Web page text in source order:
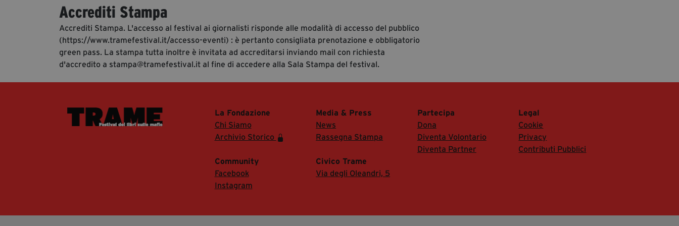
Accrediti Stampa
Accrediti Stampa. L'accesso al festival ai giornalisti risponde alle modalità di accesso del pubblico
(https://www.tramefestival.it/accesso-eventi) : è pertanto consigliata prenotazione e obbligatorio
green pass. La stampa tutta inoltre è invitata ad accreditarsi inviando mail con richiesta
d'accredito a stampa@tramefestival.it al fine di accedere alla Sala Stampa del festival.
La Fondazione
Chi Siamo
Archivio Storico
Media & Press
News
Rassegna Stampa
Partecipa
Dona
Diventa Volontario
Diventa Partner
Legal
Cookie
Privacy
Contributi Pubblici
Community
Facebook
Instagram
Civico Trame
Via degli Oleandri, 5